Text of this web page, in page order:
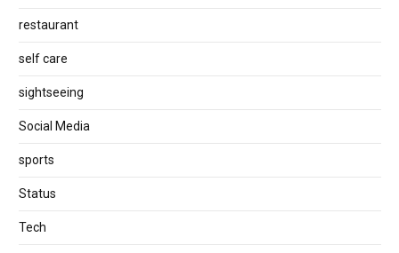
restaurant
self care
sightseeing
Social Media
sports
Status
Tech